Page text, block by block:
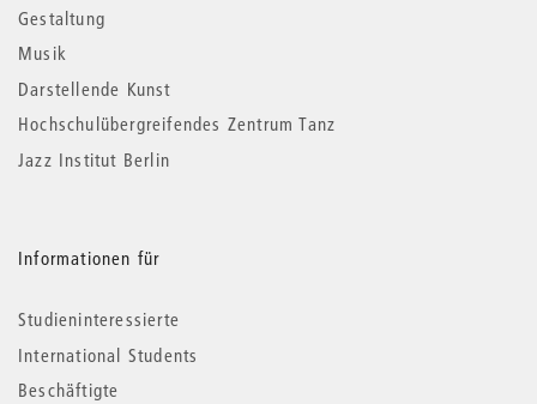
Gestaltung
Musik
Darstellende Kunst
Hochschulübergreifendes Zentrum Tanz
Jazz Institut Berlin
Informationen für
Studieninteressierte
International Students
Beschäftigte